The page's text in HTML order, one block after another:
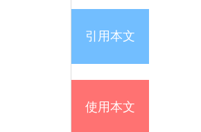
引用本文
使用本文